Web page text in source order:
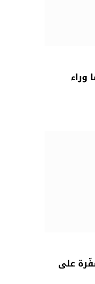
على